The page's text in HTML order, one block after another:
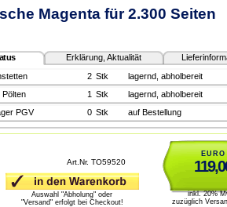
Magenta für 2.300 Seiten
Erklärung, Aktualität
2 Stk
lagernd, abholbereit
Pölten
1 Stk
lagernd, abholbereit
PGV
0 Stk auf Bestellung
EURO
inkl. 20%
zuzüglich
Art.Nr. TO59520
Auswahl "Abholung" oder
"Versand" erfolgt bei Checkout!